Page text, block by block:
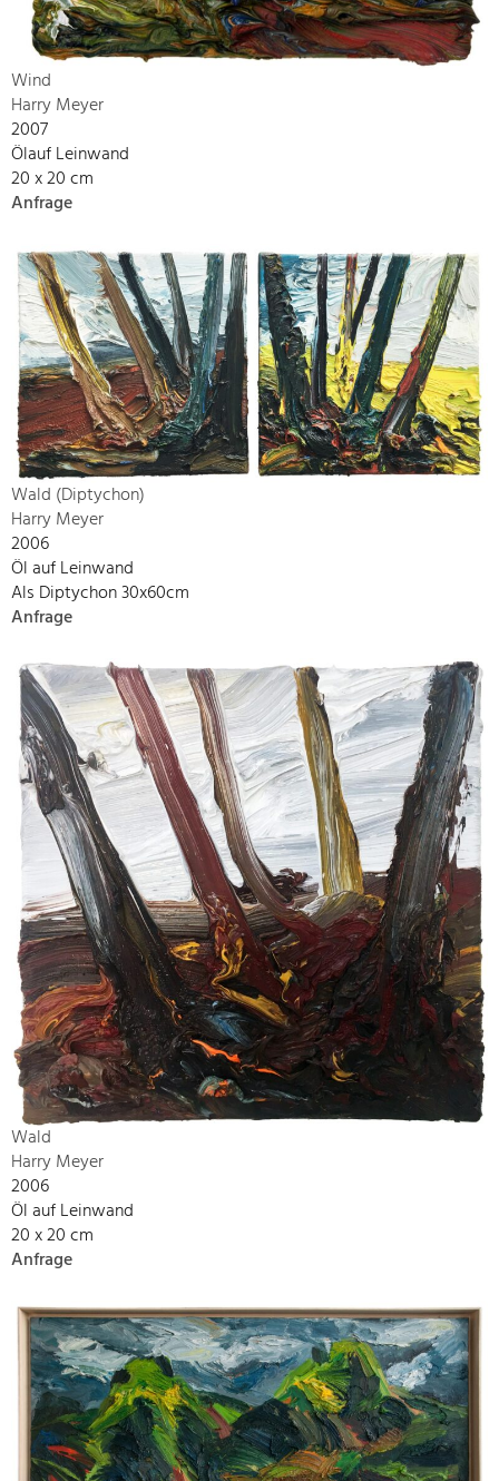
Wind
Harry Meyer
2007
Ölauf Leinwand
20 x 20 cm
Anfrage
Wald (Diptychon)
Harry Meyer
2006
Öl auf Leinwand
Als Diptychon 30x60cm
Anfrage
Wald
Harry Meyer
2006
Öl auf Leinwand
20 x 20 cm
Anfrage